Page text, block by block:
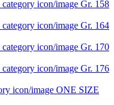
Gr. 158
Gr. 164
Gr. 170
Gr. 176
ONE SIZE